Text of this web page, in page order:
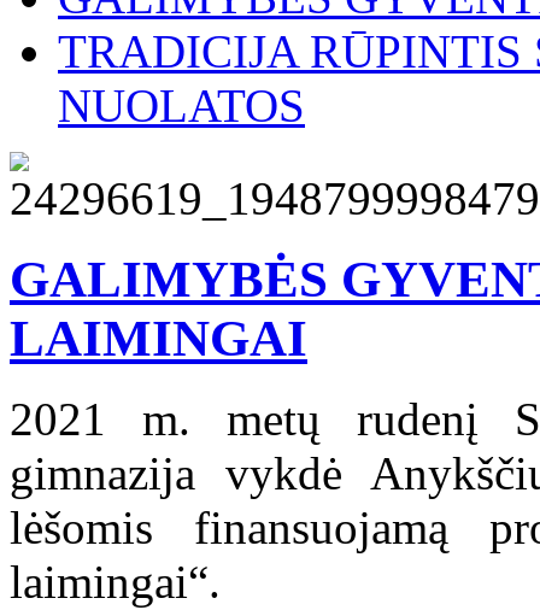
TRADICIJA
NUOLATOS
GALIMYBĖS
LAIMINGAI
2021 m. metų rudenį
gimnazija vykdė
lėšomis finansuojamą
laimingai“.